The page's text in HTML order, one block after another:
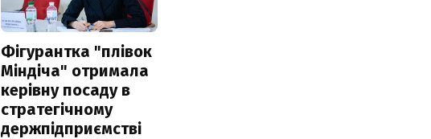
Фігурантка "плівок
Міндіча" отримала
керівну посаду в
стратегічному
держпідприємстві